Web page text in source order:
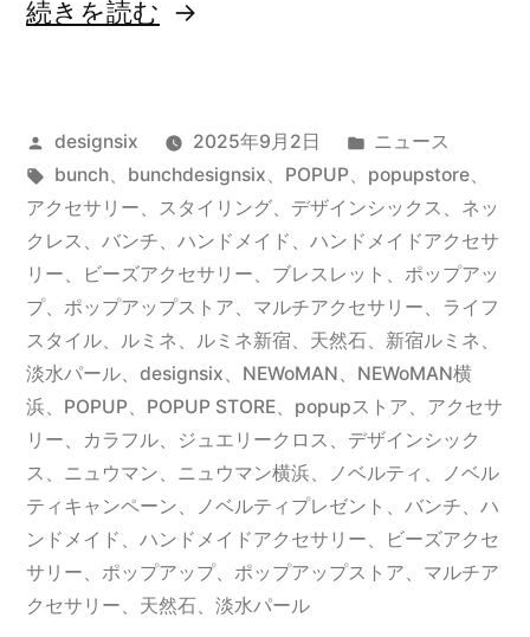
ン
催”
の
“POPUP
し
ら
せ：
NEWoMan
Yokohama”
の
続きを読む
投
稿
者:
designsix 2025年9月2日
カ
テ
ゴ
リ
ー:
ニュース
タ
グ:
bunch、 bunchdesignsix、POPUP、popupstore、
アクセサリー、スタイリング、デザインシックス、ネッ
クレス、バンチ、ハンドメイド、ハンドメイドアクセサ
リー、ビーズアクセサリー、ブレスレット、ポップアッ
プ、ポップアップストア、マルチアクセサリー、ライフ
スタイル、ルミネ、ルミネ新宿、天然石、新宿ルミネ、
淡水パール、 designsix、 NEWoMAN、 NEWoMAN横
浜、 POPUP、 POPUP STORE、 popupストア、 アクセサ
リー、 カラフル、 ジュエリークロス 、 デザインシック
ス 、 ニュウマン、 ニュウマン横浜、 ノベルティ 、
ノベル
ティキャンペーン、 ノベルティプレゼント 、 バンチ、 ハ
ンドメイド 、 ハンドメイドアクセサリー、
ビーズアクセ
サリー、 ポップアップ、 ポップアップストア、 マルチア
クセサリー、 天然石、 淡水パール